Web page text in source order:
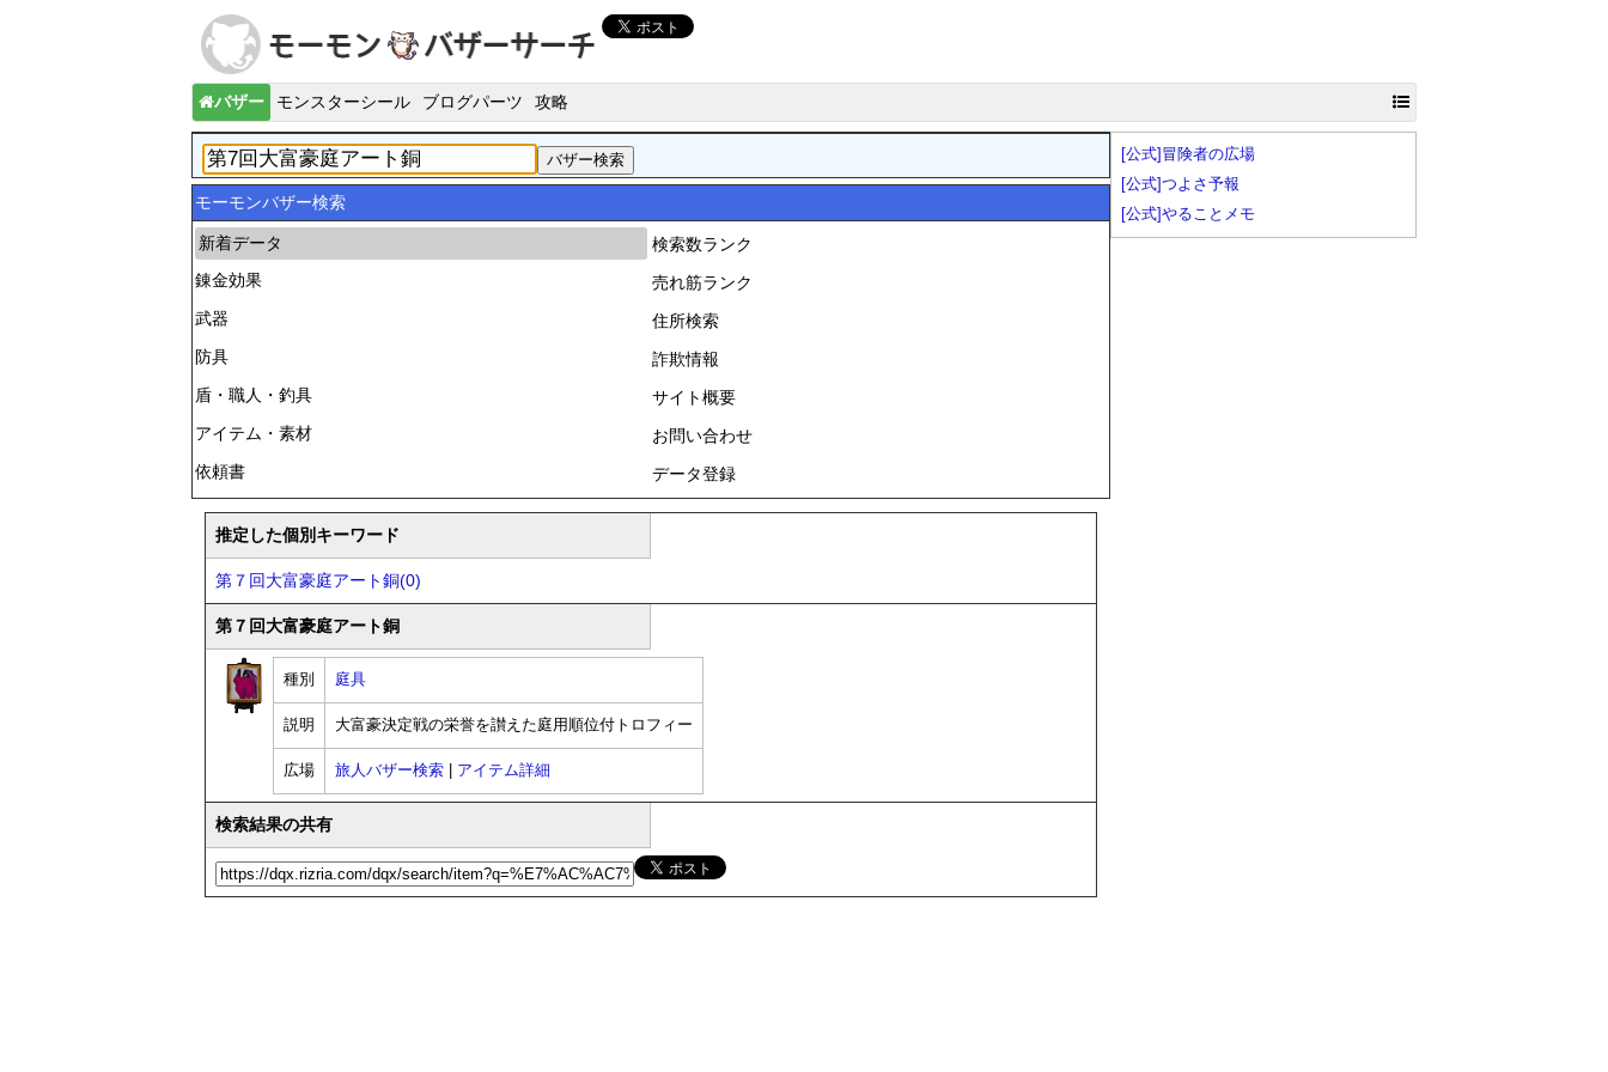
バザー モンスターシール ブログパーツ 攻略
モーモンバザー検索
新着データ
錬金効果
武器
防具
盾・職人・釣具
アイテム・素材
依頼書
検索数ランク
売れ筋ランク
住所検索
詐欺情報
サイト概要
お問い合わせ
データ登録
推定した個別キーワード
第７回大富豪庭アート銅(0)
第７回大富豪庭アート銅
種別 庭具
説明 大富豪決定戦の栄誉を讃えた庭用順位付トロフィー
広場 旅人バザー検索 アイテム詳細
検索結果の共有
[公式]冒険者の広場
[公式]つよさ予報
[公式]やることメモ